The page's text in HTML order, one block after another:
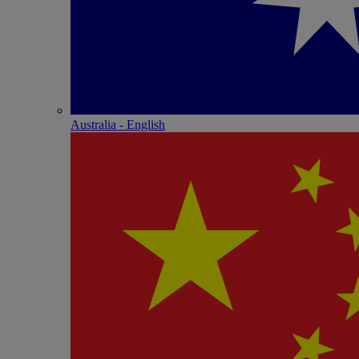
Australia - English